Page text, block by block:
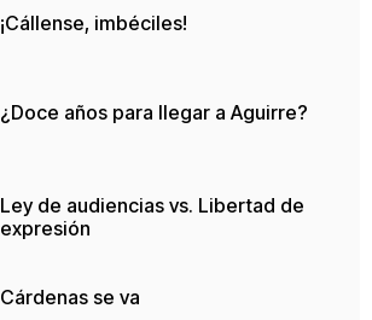
¡Cállense, imbéciles!
¿Doce años para llegar a Aguirre?
Ley de audiencias vs. Libertad de
expresión
Cárdenas se va